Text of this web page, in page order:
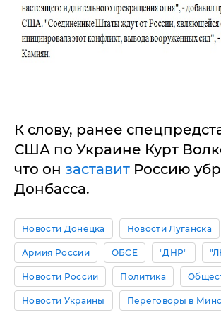
К слову, ранее
США по Украине Курт
что он заставит Россию
Донбасса.
Новости Донецка Новости Луганска
Армия России ОБСЕ "ДНР"
Новости России Политика
Новости Украины Переговоры в